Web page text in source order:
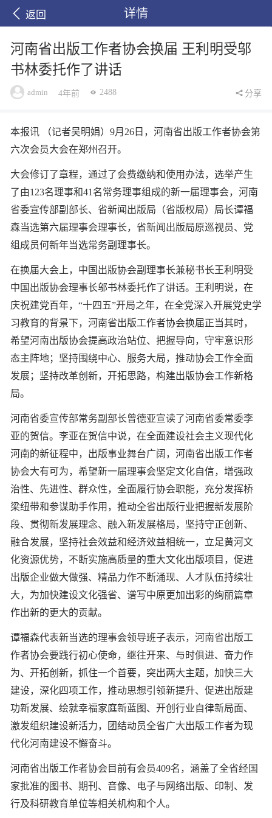
返回 详情
河南省出版工作者协会换届 王利明受邬
书林委托作了讲话
admin 4年前 2488 分享
本报讯 （记者吴明娟）9月26日，河南省出版工作者协会第
六次会员大会在郑州召开。
大会修订了章程，通过了会费缴纳和使用办法，选举产生
了由123名理事和41名常务理事组成的新一届理事会，河南
省委宣传部副部长、省新闻出版局（省版权局）局长谭福
森当选第六届理事会理事长，省新闻出版局原巡视员、党
组成员何新年当选常务副理事长。
在换届大会上，中国出版协会副理事长兼秘书长王利明受
中国出版协会理事长邬书林委托作了讲话。王利明说，在
庆祝建党百年，“十四五”开局之年，在全党深入开展党史学
习教育的背景下，河南省出版工作者协会换届正当其时，
希望河南出版协会提高政治站位、把握导向，守牢意识形
态主阵地；坚持围绕中心、服务大局，推动协会工作全面
发展；坚持改革创新，开拓思路，构建出版协会工作新格
局。
河南省委宣传部常务副部长曾德亚宣读了河南省委常委李
亚的贺信。李亚在贺信中说，在全面建设社会主义现代化
河南的新征程中，出版事业舞台广阔，河南省出版工作者
协会大有可为，希望新一届理事会坚定文化自信，增强政
治性、先进性、群众性，全面履行协会职能，充分发挥桥
梁纽带和参谋助手作用，推动全省出版行业把握新发展阶
段、贯彻新发展理念、融入新发展格局，坚持守正创新、
融合发展，坚持社会效益和经济效益相统一，立足黄河文
化资源优势，不断实施高质量的重大文化出版项目，促进
出版企业做大做强、精品力作不断涌现、人才队伍持续壮
大，为加快建设文化强省、谱写中原更加出彩的绚丽篇章
作出新的更大的贡献。
谭福森代表新当选的理事会领导班子表示，河南省出版工
作者协会要践行初心使命，继往开来、与时俱进、奋力作
为、开拓创新，抓住一个首要，突出两大主题，加快三大
建设，深化四项工作，推动思想引领新提升、促进出版建
功新发展、绘就幸福家庭新蓝图、开创行业自律新局面、
激发组织建设新活力，团结动员全省广大出版工作者为现
代化河南建设不懈奋斗。
河南省出版工作者协会目前有会员409名，涵盖了全省经国
家批准的图书、期刊、音像、电子与网络出版、印制、发
行及科研教育单位等相关机构和个人。